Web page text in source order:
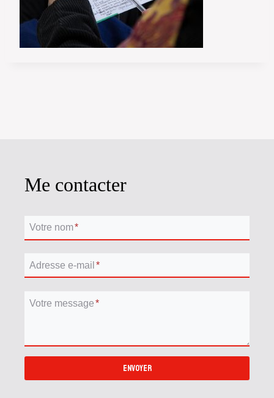
Me contacter
Votre nom*
Adresse e-mail *
Votre message*
ENVOYER